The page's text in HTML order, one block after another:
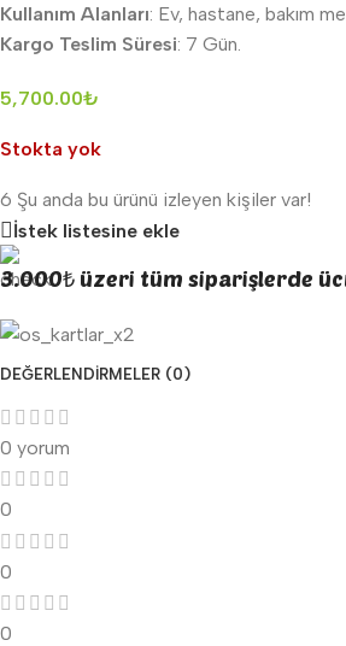
Kullanım Alanları: Ev, hastane, bakım
Kargo Teslim Süresi: 7 Gün.
5,700.00₺
Stokta yok
6 Şu anda bu ürünü izleyen kişiler var!
İstek listesine ekle
3.000₺ üzeri tüm siparişlerde
DEĞERLENDIRMELER (0)
0 yorum
0
0
0